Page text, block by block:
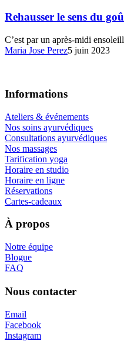
sens
goût
avec
les
ayurvédiques
Rehausser le sens du
C’est par un après-midi
Maria Jose Perez5 juin 2023
Informations
Ateliers & événements
Nos soins ayurvédiques
Consultations ayurvédiques
Nos massages
Tarification yoga
Horaire en studio
Horaire en ligne
Réservations
Cartes-cadeaux
À propos
Notre équipe
Blogue
FAQ
Nous contacter
Email
Facebook
Instagram